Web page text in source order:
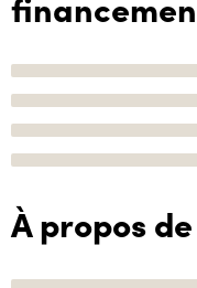
À propos